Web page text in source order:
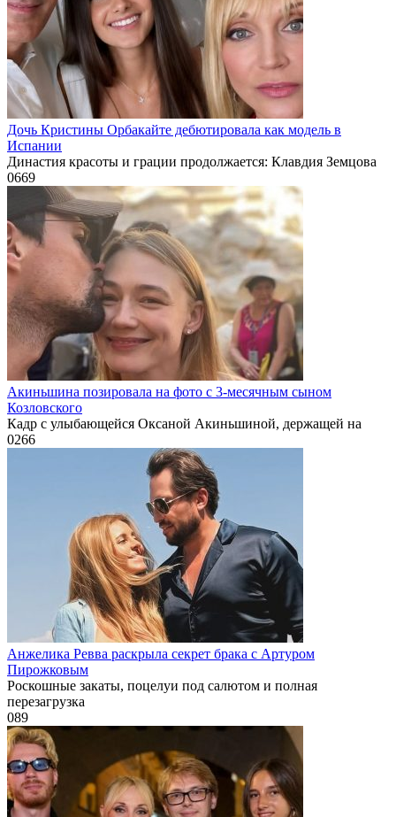
Дочь Кристины Орбакайте дебютировала как модель в
Испании
Династия красоты и грации продолжается: Клавдия Земцова
0669
Акиньшина позировала на фото с 3-месячным сыном
Козловского
Кадр с улыбающейся Оксаной Акиньшиной, держащей на
0266
Анжелика Ревва раскрыла секрет брака с Артуром
Пирожковым
Роскошные закаты, поцелуи под салютом и полная
перезагрузка
089